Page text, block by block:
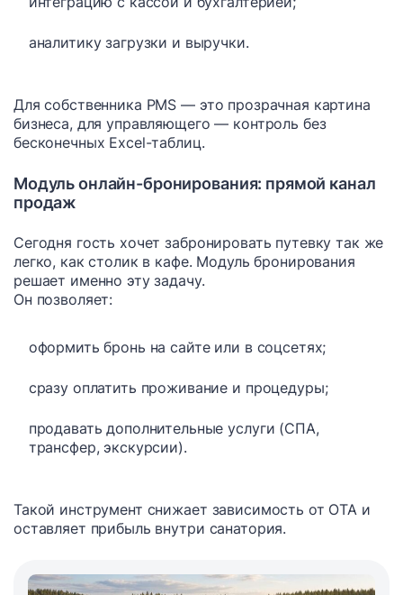
аналитику загрузки и выручки.
Для собственника PMS — это прозрачная картина
бизнеса, для управляющего — контроль без
бесконечных Excel-таблиц.
Модуль онлайн-бронирования: прямой канал
продаж
Сегодня гость хочет забронировать путевку так же
легко, как столик в кафе. Модуль бронирования
решает именно эту задачу.
Он позволяет:
оформить бронь на сайте или в соцсетях;
сразу оплатить проживание и процедуры;
продавать дополнительные услуги (СПА,
трансфер, экскурсии).
Такой инструмент снижает зависимость от OTA и
оставляет прибыль внутри санатория.